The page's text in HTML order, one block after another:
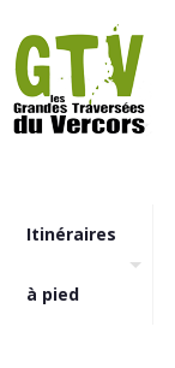
Itinéraires
à pied